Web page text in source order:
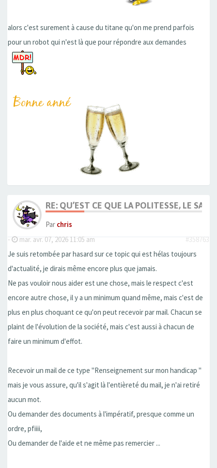
alors c'est surement à cause du titane qu'on me prend parfois
pour un robot qui n'est là que pour répondre aux demandes
RE: QU’EST CE QUE LA POLITESSE, LE
Par chris
-
mar. avr. 07, 2026 11:05 am
#358763
Je suis retombée par hasard sur ce topic qui est hélas toujours
d'actualité, je dirais même encore plus que jamais.
Ne pas vouloir nous aider est une chose, mais le respect c'est
encore autre chose, il y a un minimum quand même, mais c'est de
plus en plus choquant ce qu'on peut recevoir par mail. Chacun se
plaint de l'évolution de la société, mais c'est aussi à chacun de
faire un minimum d'effot.
Recevoir un mail de ce type ''Renseignement sur mon handicap ''
mais je vous assure, qu'il s'agit là l'entièreté du mail, je n'ai retiré
aucun mot.
Ou demander des documents à l'impératif, presque comme un
ordre, pfiiii,
Ou demander de l'aide et ne même pas remercier ...